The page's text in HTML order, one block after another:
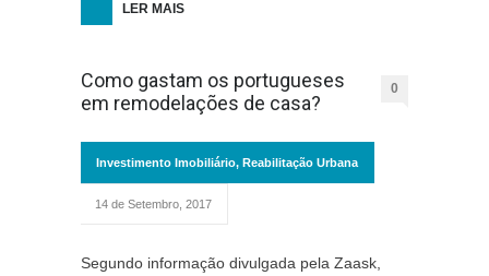
LER MAIS
Como gastam os portugueses
em remodelações de casa?
0
Investimento Imobiliário, Reabilitação Urbana
14 de Setembro, 2017
Segundo informação divulgada pela Zaask,